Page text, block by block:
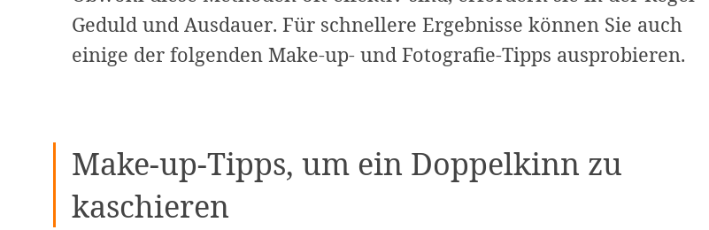
Geduld und Ausdauer. Für schnellere Ergebnisse können Sie auch
einige der folgenden Make-up- und Fotografie-Tipps ausprobieren.
Make-up-Tipps, um ein Doppelkinn zu
kaschieren